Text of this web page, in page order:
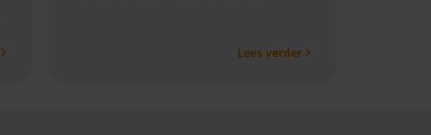
Lees verder